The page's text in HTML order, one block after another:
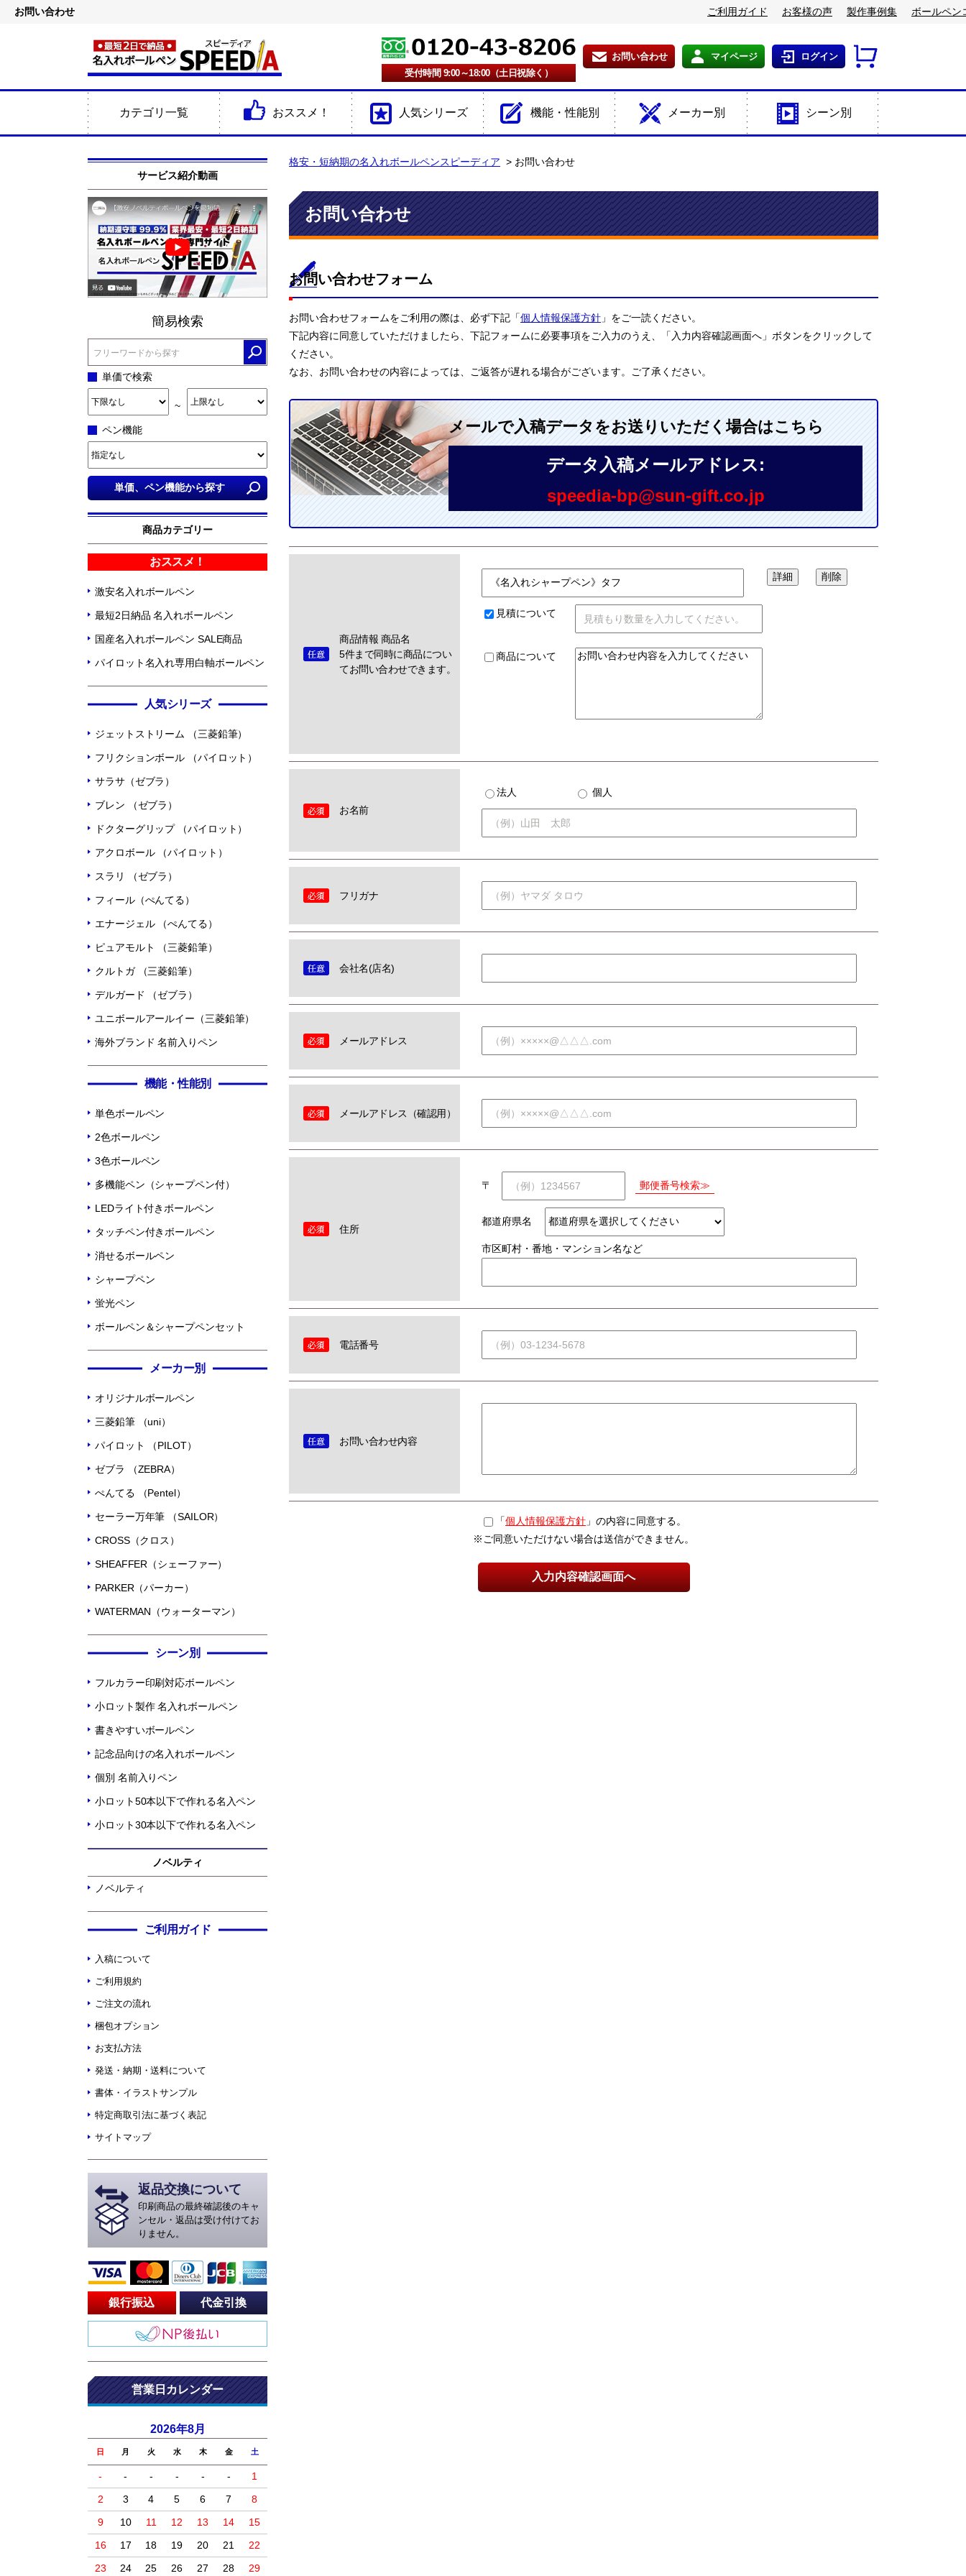
お問い合わせ ご利用ガイド お客様の声 製作事例集 ボールペン
受付時間 9:00～18:00（土日祝除く）
お問い合わせ マイページ ログイン
カテゴリ一覧 おススメ！ 人気シリーズ 機能・性能別 メーカー別 シーン別
サービス紹介動画
簡易検索
単価で検索
~
ペン機能
商品カテゴリー
おススメ！
激安名入れボールペン
最短2日納品 名入れボールペン
国産名入れボールペン SALE商品
パイロット名入れ専用白軸ボールペン
人気シリーズ
ジェットストリーム （三菱鉛筆）
フリクションボール （パイロット）
サラサ（ゼブラ）
ブレン （ゼブラ）
ドクターグリップ （パイロット）
アクロボール （パイロット）
スラリ （ゼブラ）
フィール（ぺんてる）
エナージェル （ぺんてる）
ピュアモルト （三菱鉛筆）
クルトガ （三菱鉛筆）
デルガード （ゼブラ）
ユニボールアールイー（三菱鉛筆）
海外ブランド 名前入りペン
機能・性能別
単色ボールペン
2色ボールペン
3色ボールペン
多機能ペン（シャープペン付）
LEDライト付きボールペン
タッチペン付きボールペン
消せるボールペン
シャープペン
蛍光ペン
ボールペン＆シャープペンセット
メーカー別
オリジナルボールペン
三菱鉛筆 （uni）
パイロット （PILOT）
ゼブラ （ZEBRA）
ぺんてる （Pentel）
セーラー万年筆 （SAILOR）
CROSS（クロス）
SHEAFFER（シェーファー）
PARKER（パーカー）
WATERMAN（ウォーターマン）
シーン別
フルカラー印刷対応ボールペン
小ロット製作 名入れボールペン
書きやすいボールペン
記念品向けの名入れボールペン
個別 名前入りペン
小ロット50本以下で作れる名入ペン
小ロット30本以下で作れる名入ペン
ノベルティ
ノベルティ
ご利用ガイド
入稿について
ご利用規約
ご注文の流れ
梱包オプション
お支払方法
発送・納期・送料について
書体・イラストサンプル
特定商取引法に基づく表記
サイトマップ
返品交換について
印刷商品の最終確認後のキャ
ンセル・返品は受け付けてお
りません。
銀行振込 代金引換
営業日カレンダー
2026年8月
日 月 火 水 木 金 土
- - - - - -
1
2
3 4 5 6 7
8
9
10 11 12 13 14
15
16
17 18 19 20 21
22
23
24 25 26 27 28 29
格安・短納期の名入れボールペンスピーディア お問い合わせ
お問い合わせ
お問い合わせフォーム
お問い合わせフォームをご利用の際は、必ず下記「個人情報保護方針 」をご一読ください。
下記内容に同意していただけましたら、下記フォームに必要事項をご入力のうえ、「入力内容確認画面へ」ボタンをクリックして
ください。
なお、お問い合わせの内容によっては、ご返答が遅れる場合がございます。ご了承ください。
メールで入稿データをお送りいただく場合はこちら
データ入稿メールアドレス:
speedia-bp@sun-gift.co.jp
商品情報 商品名
5件まで同時に商品につい
てお問い合わせできます。
見積について
商品について
お名前
法人 個人
フリガナ
会社名(店名)
メールアドレス
メールアドレス（確認用）
住所
〒
都道府県名
市区町村・番地・マンション名など
電話番号
お問い合わせ内容
「個人情報保護方針 」の内容に同意する。
※ご同意いただけない場合は送信ができません。